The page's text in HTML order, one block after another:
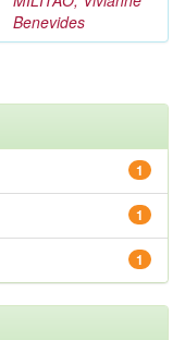
Benevides
1
1
1